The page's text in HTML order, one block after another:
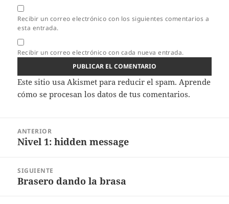
Recibir un correo electrónico con los siguientes comentarios a
esta entrada.
Recibir un correo electrónico con cada nueva entrada.
Este sitio usa Akismet para reducir el spam. Aprende
cómo se procesan los datos de tus comentarios.
entradas
ANTERIOR
Entrada
Nivel 1: hidden message
SIGUIENTE
Entrada
Brasero dando la brasa